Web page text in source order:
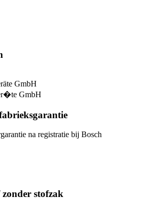
GmbH
GmbH
na registratie bij Bosch
stofzak